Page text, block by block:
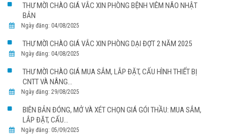
THƯ MỜI CHÀO GIÁ VẮC XIN PHÒNG BỆNH VIÊM NÃO NHẬT
BẢN
Ngày đăng: 04/08/2025
THƯ MỜI CHÀO GIÁ VẮC XIN PHÒNG DẠI ĐỢT 2 NĂM 2025
Ngày đăng: 04/08/2025
THƯ MỜI CHÀO GIÁ MUA SẮM, LẮP ĐẶT, CẤU HÌNH THIẾT BỊ
CNTT VÀ NÂNG...
Ngày đăng: 29/08/2025
BIÊN BẢN ĐÓNG, MỞ VÀ XÉT CHỌN GIÁ GÓI THẦU: MUA SẮM,
LẮP ĐẶT, CẤU...
Ngày đăng: 05/09/2025